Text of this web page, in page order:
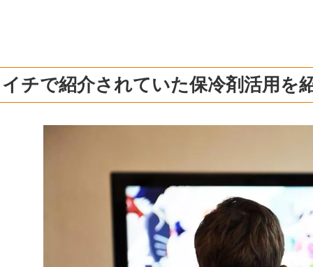
チで紹介されていた保冷剤活用を